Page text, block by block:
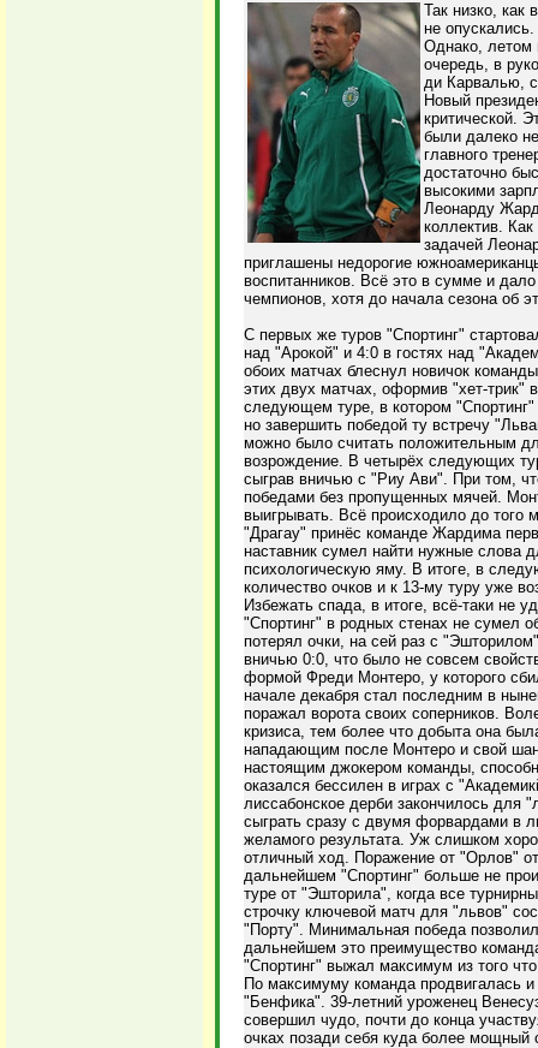
Так низко, как
не
Однако, летом
очередь, в
ди Карвалью,
Новый
критической.
были далеко
главного
достаточно
высокими
Леонарду
коллектив.
задачей
приглашены недорогие
воспитанников. Всё это в сумме и
чемпионов, хотя до начала сезона об
С первых же туров "Спортинг"
над "Арокой" и 4:0 в гостях над
обоих матчах блеснул новичок
этих двух матчах, оформив "хет-
следующем туре, в котором
но завершить победой ту встречу
можно было считать положительным
возрождение. В четырёх следующих
сыграв вничью с "Риу Ави". При том,
победами без пропущенных мячей.
выигрывать. Всё происходило до того
"Драгау" принёс команде Жардима
наставник сумел найти нужные слова
психологическую яму. В итоге, в
количество очков и к 13-му туру уже
Избежать спада, в итоге, всё-таки не
"Спортинг" в родных стенах не сумел
потерял очки, на сей раз с
вничью 0:0, что было не совсем
формой Фреди Монтеро, у которого
начале декабря стал последним в
поражал ворота своих соперников.
кризиса, тем более что добыта она
нападающим после Монтеро и свой
настоящим джокером команды,
оказался бессилен в играх с
лиссабонское дерби закончилось
сыграть сразу с двумя форвардами в
желамого результата. Уж слишком
отличный ход. Поражение от "Орлов"
дальнейшем "Спортинг" больше не
туре от "Эшторила", когда все
строчку ключевой матч для "львов"
"Порту". Минимальная победа
дальнейшем это преимущество
"Спортинг" выжал максимум из того
По максимуму команда продвигалась
"Бенфика". 39-летний уроженец
совершил чудо, почти до конца
очках позади себя куда более мощный